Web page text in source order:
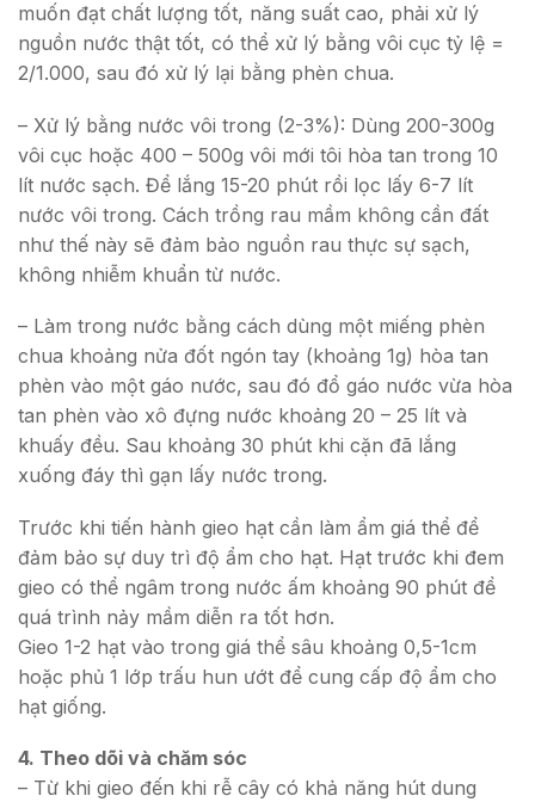
muốn đạt chất lượng tốt, năng suất cao, phải xử lý
nguồn nước thật tốt, có thể xử lý bằng vôi cục tỷ lệ =
2/1.000, sau đó xử lý lại bằng phèn chua.
– Xử lý bằng nước vôi trong (2-3%): Dùng 200-300g
vôi cục hoặc 400 – 500g vôi mới tôi hòa tan trong 10
lít nước sạch. Để lắng 15-20 phút rồi lọc lấy 6-7 lít
nước vôi trong. Cách trồng rau mầm không cần đất
như thế này sẽ đảm bảo nguồn rau thực sự sạch,
không nhiễm khuẩn từ nước.
– Làm trong nước bằng cách dùng một miếng phèn
chua khoảng nửa đốt ngón tay (khoảng 1g) hòa tan
phèn vào một gáo nước, sau đó đổ gáo nước vừa hòa
tan phèn vào xô đựng nước khoảng 20 – 25 lít và
khuấy đều. Sau khoảng 30 phút khi cặn đã lắng
xuống đáy thì gạn lấy nước trong.
Trước khi tiến hành gieo hạt cần làm ẩm giá thể để
đảm bảo sự duy trì độ ẩm cho hạt. Hạt trước khi đem
gieo có thể ngâm trong nước ấm khoảng 90 phút để
quá trình nảy mầm diễn ra tốt hơn.
Gieo 1-2 hạt vào trong giá thể sâu khoảng 0,5-1cm
hoặc phủ 1 lớp trấu hun ướt để cung cấp độ ẩm cho
hạt giống.
4. Theo dõi và chăm sóc
– Từ khi gieo đến khi rễ cây có khả năng hút dung